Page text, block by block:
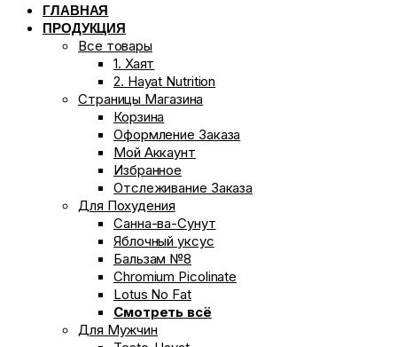
ГЛАВНАЯ
ПРОДУКЦИЯ
Все товары
1. Хаят
2. Hayat Nutrition
Страницы Магазина
Корзина
Оформление Заказа
Мой Аккаунт
Избранное
Отслеживание Заказа
Для Похудения
Санна-ва-Сунут
Яблочный уксус
Бальзам №8
Chromium Picolinate
Lotus No Fat
Смотреть всё
Для Мужчин